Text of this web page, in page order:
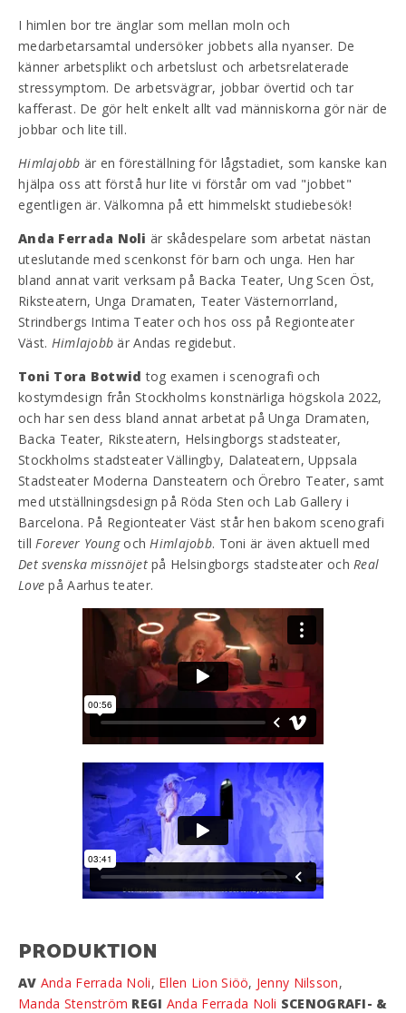
I himlen bor tre änglar som mellan moln och
medarbetarsamtal undersöker jobbets alla nyanser. De
känner arbetsplikt och arbetslust och arbetsrelaterade
stressymptom. De arbetsvägrar, jobbar övertid och tar
kafferast. De gör helt enkelt allt vad människorna gör när de
jobbar och lite till.
Himlajobb är en föreställning för lågstadiet, som kanske kan
hjälpa oss att förstå hur lite vi förstår om vad "jobbet"
egentligen är. Välkomna på ett himmelskt studiebesök!
Anda Ferrada Noli är skådespelare som arbetat nästan
uteslutande med scenkonst för barn och unga. Hen har
bland annat varit verksam på Backa Teater, Ung Scen Öst,
Riksteatern, Unga Dramaten, Teater Västernorrland,
Strindbergs Intima Teater och hos oss på Regionteater
Väst. Himlajobb är Andas regidebut.
Toni Tora Botwid tog examen i scenografi och
kostymdesign från Stockholms konstnärliga högskola 2022,
och har sen dess bland annat arbetat på Unga Dramaten,
Backa Teater, Riksteatern, Helsingborgs stadsteater,
Stockholms stadsteater Vällingby, Dalateatern, Uppsala
Stadsteater Moderna Dansteatern och Örebro Teater, samt
med utställningsdesign på Röda Sten och Lab Gallery i
Barcelona. På Regionteater Väst står hen bakom scenografi
tillForever Youngoch Himlajobb. Toni är även aktuell med
Det svenska missnöjetpå Helsingborgs stadsteater ochReal
Love på Aarhus teater.
PRODUKTION
AV Anda Ferrada Noli, Ellen Lion Siöö, Jenny Nilsson,
Manda Stenström REGI Anda Ferrada Noli SCENOGRAFI- &